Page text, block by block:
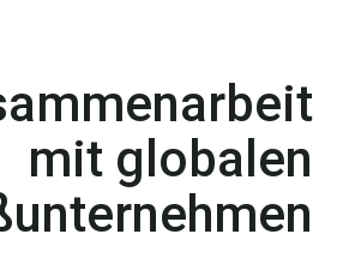
mit globalen